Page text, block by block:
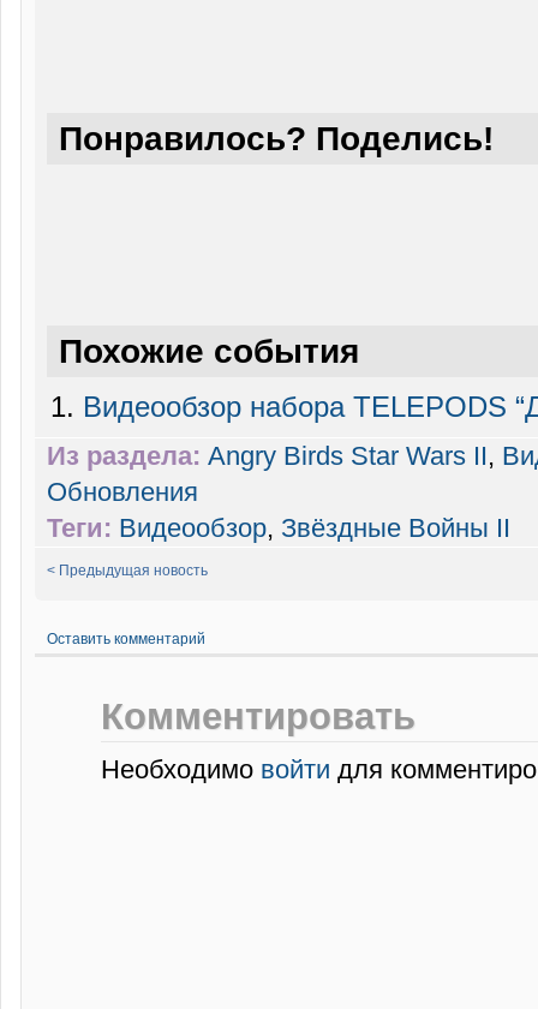
Понравилось? Поделись!
Похожие события
Видеообзор набора TELEPODS
Из раздела: Angry Birds Star Wars II,
Обновления
Теги: Видеообзор, Звёздные Войны II
< Предыдущая новость
Оставить комментарий
Комментировать
Необходимо войти для